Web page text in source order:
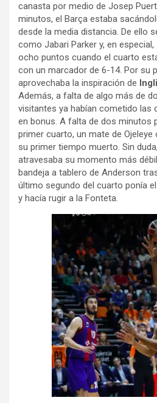
canasta por medio de Josep
minutos, el Barça estaba
desde la media distancia. De ello
como Jabari Parker y, en especial,
ocho puntos cuando el cuarto
con un marcador de 6-14. Por su
aprovechaba la inspiración de
Además, a falta de algo más de
visitantes ya habían cometido las
en bonus. A falta de dos minutos
primer cuarto, un mate de Ojeleye
su primer tiempo muerto. Sin
atravesaba su momento más
bandeja a tablero de Anderson
último segundo del cuarto ponía el
y hacía rugir a la Fonteta.